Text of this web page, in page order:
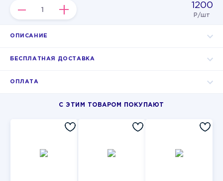
– + 1200
Р/шт
ОПИСАНИЕ
БЕСПЛАТНАЯ ДОСТАВКА
ОПЛАТА
С ЭТИМ ТОВАРОМ ПОКУПАЮТ